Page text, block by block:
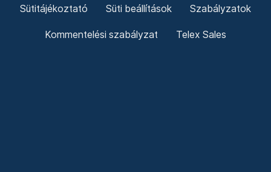
Sütitájékoztató Süti beállítások Szabályzatok
Kommentelési szabályzat Telex Sales